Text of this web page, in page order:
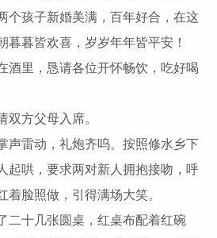
个孩子新婚美满，百年好合，在这
暮暮皆欢喜，岁岁年年皆平安！
里，恳请各位开怀畅饮，吃好喝
方父母入席。
雷动，礼炮齐呜。按照修水乡下
起哄，要求两对新人拥抱接吻，呼
着脸照做，引得满场大笑。
十几张圆桌，红桌布配着红碗